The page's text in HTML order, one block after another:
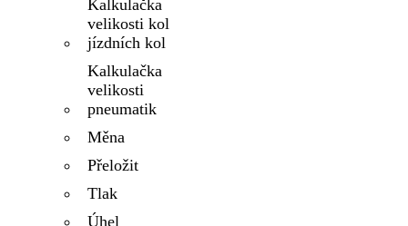
Kalkulačka
velikosti kol
jízdních kol
Kalkulačka
velikosti
pneumatik
Měna
Přeložit
Tlak
Úhel